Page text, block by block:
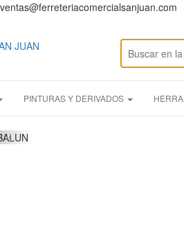
ventas@ferreteriacomercialsanjuan.com
PINTURAS Y DERIVADOS